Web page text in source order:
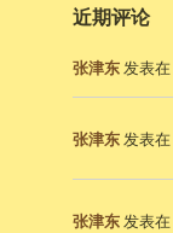
近期评论
张津东发表在
张津东发表在
张津东发表在